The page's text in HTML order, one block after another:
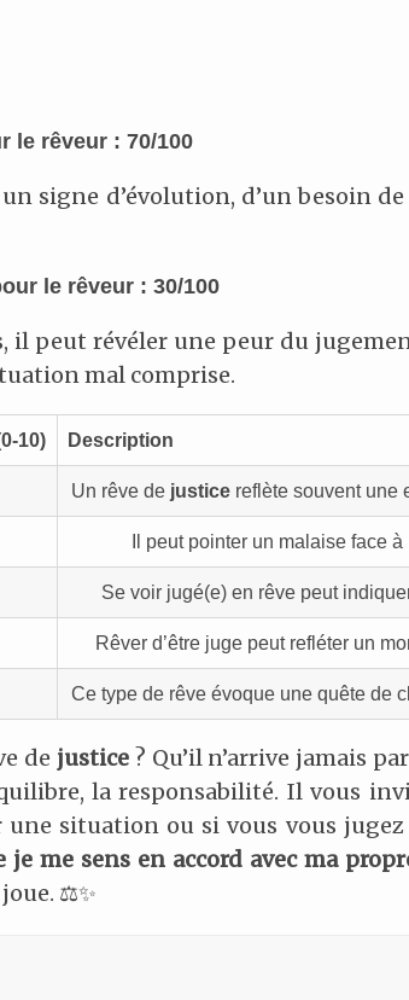
le rêveur : 70/100
signe d’évolution, d’un besoin
le rêveur : 30/100
il peut révéler une peur du
mal comprise.
10) Description
Un rêve de justicereflète souvent une
Il peut pointer un malaise face
Se voir jugé(e) en rêve peut
Rêver d’être juge peut refléter un
Ce type de rêve évoque une quête de
de justice? Qu’il n’arrive jamais
la responsabilité. Il vous
une situation ou si vous vous
je me sens en accord avec ma
⚖️✨